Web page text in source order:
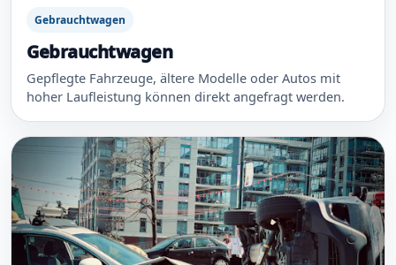
Gebrauchtwagen
Gebrauchtwagen
Gepflegte Fahrzeuge, ältere Modelle oder Autos mit
hoher Laufleistung können direkt angefragt werden.